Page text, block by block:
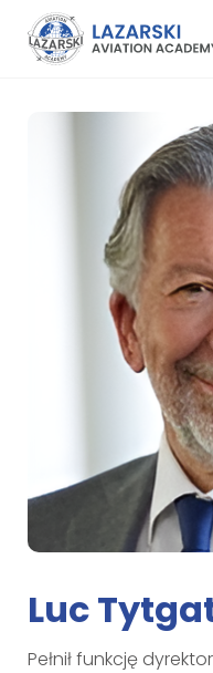
Luc
Pełnił funkcję